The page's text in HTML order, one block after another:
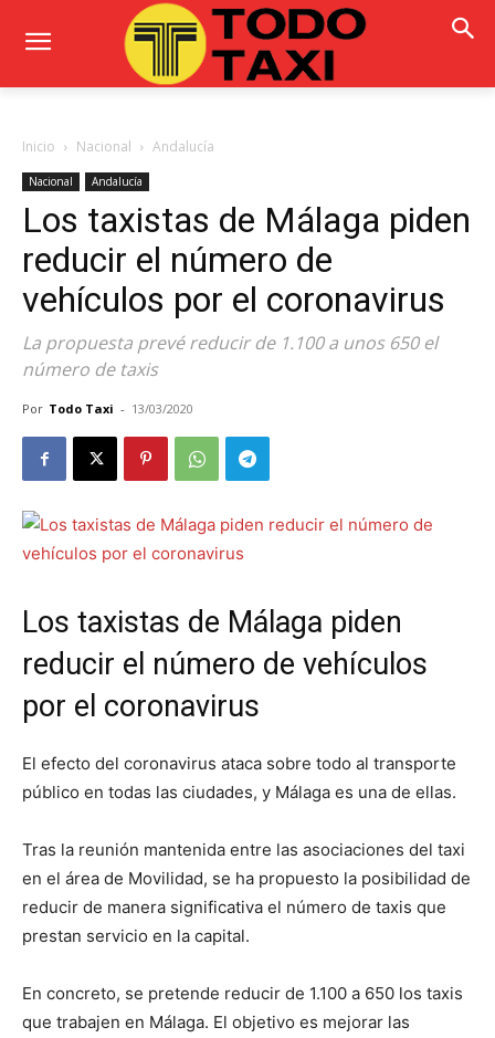
Inicio Nacional Andalucía
Nacional Andalucía
Los taxistas de Málaga piden
reducir el número de
vehículos por el coronavirus
La propuesta prevé reducir de 1.100 a unos 650 el
número de taxis
Por Todo Taxi - 13/03/2020
Los taxistas de Málaga piden
reducir el número de vehículos
por el coronavirus
El efecto del coronavirus ataca sobre todo al transporte
público en todas las ciudades, y Málaga es una de ellas.
Tras la reunión mantenida entre las asociaciones del taxi
en el área de Movilidad, se ha propuesto la posibilidad de
reducir de manera significativa el número de taxis que
prestan servicio en la capital.
En concreto, se pretende reducir de 1.100 a 650 los taxis
que trabajen en Málaga. El objetivo es mejorar las